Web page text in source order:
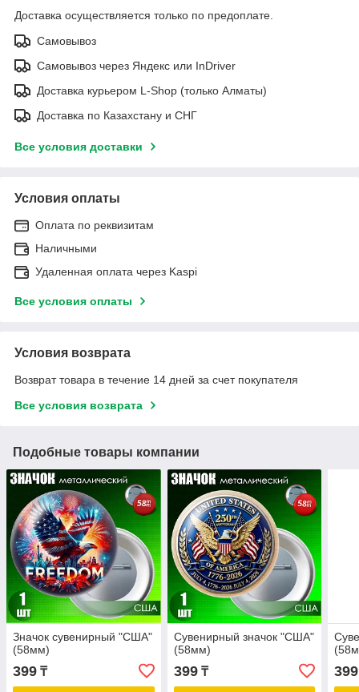
Доставка осуществляется только по предоплате.
Самовывоз
Самовывоз через Яндекс или InDriver
Доставка курьером L-Shop (только Алматы)
Доставка по Казахстану и СНГ
Все условия доставки
Условия оплаты
Оплата по реквизитам
Наличными
Удаленная оплата через Kaspi
Все условия оплаты
Условия возврата
Возврат товара в течение 14 дней за счет покупателя
Все условия возврата
Подобные товары компании
Значок сувенирный "США"
(58мм)
399 ₸
Сувенирный значок "США"
(58мм)
399₸ 399